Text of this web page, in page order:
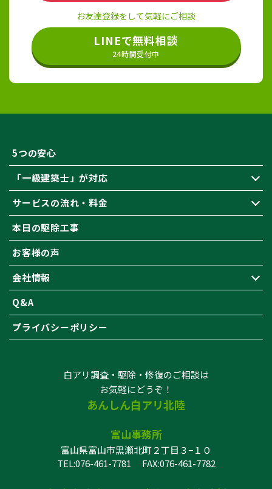
お友達登録をして気軽にご相談
LINEで無料相談
24時間受付中
5つの安心
「一級建築士」が対応
サービスの流れ・料金
本日の駆除工事
お客様の声
会社情報
Q&A
プライバシーポリシー
白アリ調査・駆除・修復のご相談は
お気軽にどうぞ！
あんしん白アリ北陸
富山事務所
富山県富山市黒瀬北町２丁目３−１０
TEL:076-461-7781
FAX:076-461-7782